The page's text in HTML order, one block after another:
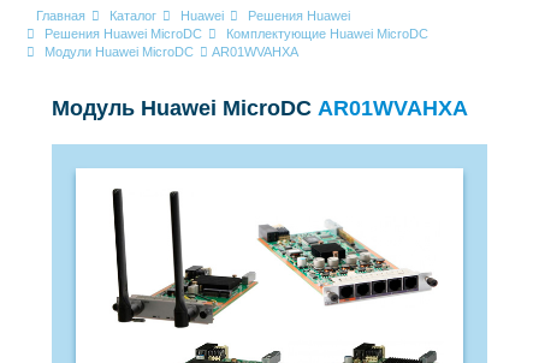
Главная Каталог Huawei
Решения Huawei
Решения Huawei MicroDC
Комплектующие Huawei MicroDC
Модули Huawei MicroDC
AR01WVAHXA
Модуль Huawei MicroDC AR01WVAHXA